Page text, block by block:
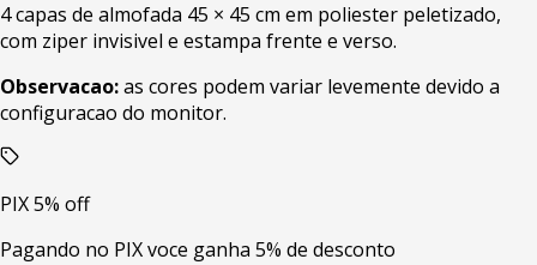
4 capas de almofada 45 × 45 cm em poliester peletizado,
com ziper invisivel e estampa frente e verso.
Observacao:as cores podem variar levemente devido a
configuracao do monitor.
PIX 5% off
Pagando no PIX voce ganha 5% de desconto